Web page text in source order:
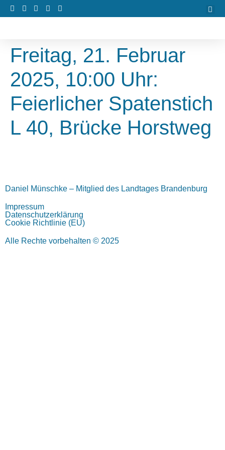
Freitag, 21. Februar
2025, 10:00 Uhr:
Feierlicher Spatenstich
L 40, Brücke Horstweg
Daniel Münschke – Mitglied des Landtages Brandenburg
Impressum
Datenschutzerklärung
Cookie Richtlinie (EU)
Alle Rechte vorbehalten © 2025